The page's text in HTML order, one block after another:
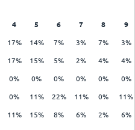
4 5 6 7 8 9
17% 14% 7% 3% 7% 3%
17% 15% 5% 2% 4% 4%
0% 0% 0% 0% 0% 0%
0% 11% 22% 11% 0% 11%
11% 15% 8% 6% 2% 6%